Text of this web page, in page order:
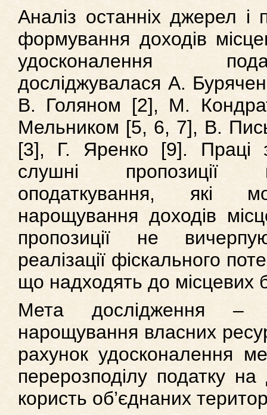
Аналіз останніх джерел і
формування доходів
удосконалення
досліджувалася А.
В. Голяном [2], М.
Мельником [5, 6, 7], В.
[3], Г. Яренко [9]. Праці
слушні пропозиції
оподаткування, які
нарощування доходів
пропозиції не
реалізації фіскального
що надходять до місцевих
Мета дослідження –
нарощування власних
рахунок удосконалення
перерозподілу податку
користь об’єднаних